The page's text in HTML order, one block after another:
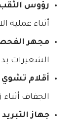
رؤوس الثقب
أثناء عملية
مجهر
الشعيرات
أقلام
الجفاف أثناء
جهاز